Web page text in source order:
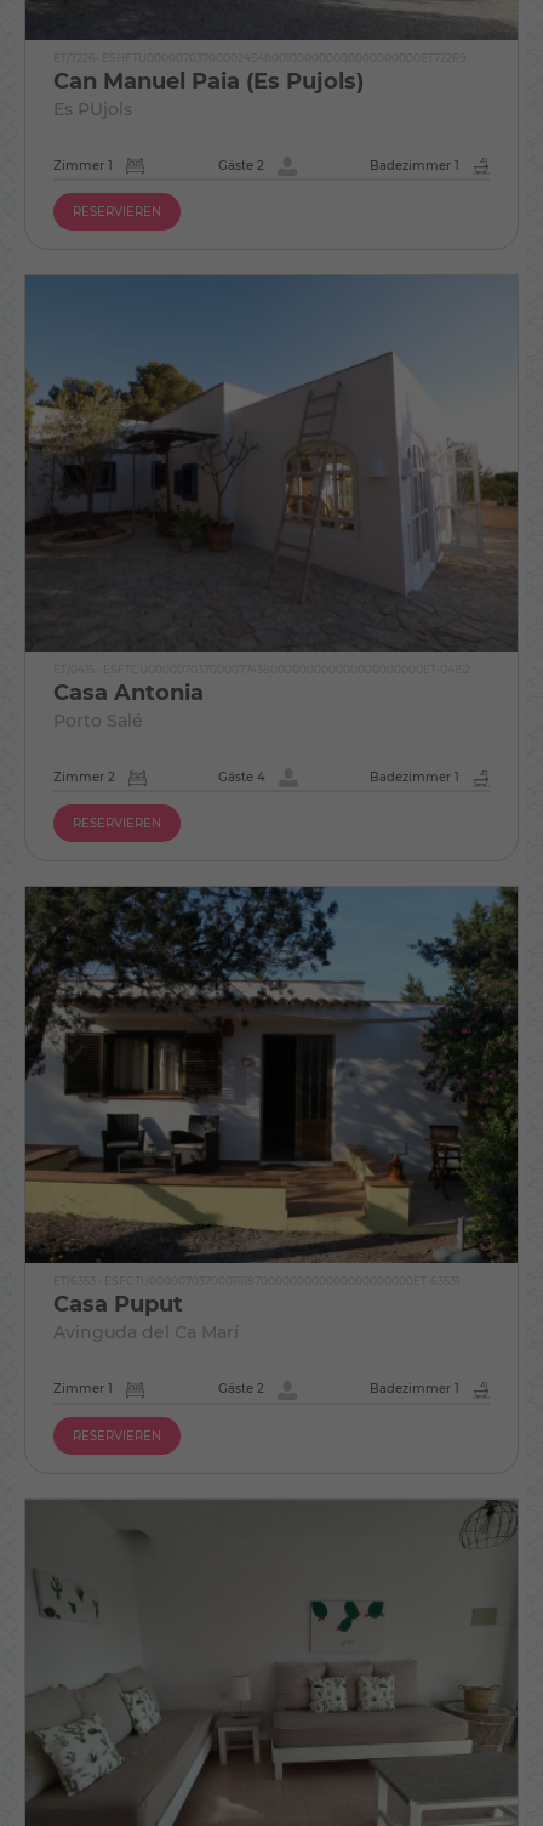
Can Manuel Paia (Es Pujols)
Es PUjols
Zimmer 1 Gäste 2 Badezimmer 1
RESERVIEREN
Casa Antonia
Porto Salé
Zimmer 2 Gäste 4 Badezimmer 1
RESERVIEREN
Casa Puput
Avinguda del Ca Marí
Zimmer 1 Gäste 2 Badezimmer 1
RESERVIEREN